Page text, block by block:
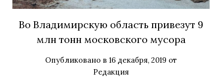
Во Владимирскую область привезут 9
млн тонн московского мусора
Опубликовано в 16 декабря, 2019 от
Редакция